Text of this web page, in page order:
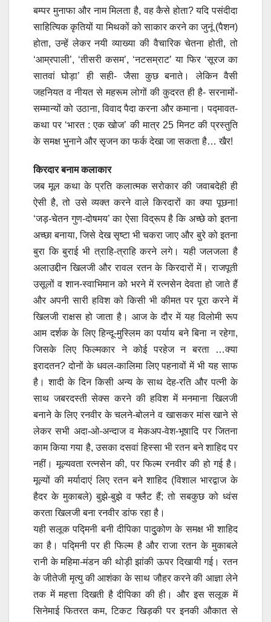
बम्पर मुनाफा और नाम मिलता है, वह कैसे होता? यदि पसंदीदा
साहित्यिक कृतियों या मिथकों को साकार करने का जुनूं (पैशन)
होता, उन्हें लेकर नयी व्याख्या की वैचारिक चेतना होती, तो
‘आम्रपाली’, ‘तीसरी कसम’, ‘नटसम्राट’ या फिर ‘सूरज का
सातवां घोड़ा’ ही सही- जैसा कुछ बनाते। लेकिन वैसी
जहनियत व नीयत से महरूम लोगों की कुदरत ही है- सरनामों-
सम्मान्यों को उठाना, विवाद पैदा करना और कमाना। पद्मावत-
कथा पर ‘भारत : एक खोज’ की मात्र 25 मिनट की प्रस्तुति
के समक्ष भुनाने और सृजन का फर्क देखा जा सकता है… खैर!
किरदार बनाम कलाकार
जब मूल कथा के प्रति कलात्मक सरोकार की जवाबदेही ही
ऐसी है, तो उसे व्यक्त करने वाले किरदारों का क्या पूछना!
‘जड़-चेतन गुण-दोषमय’ का ऐसा विद्रूप है कि अच्छे को इतना
अच्छा बनाया, जिसे देख सृष्टा भी चकरा जाए और बुरे को इतना
बुरा कि बुराई भी त्राहि-त्राहि करने लगे। यही जलजला है
अलाउद्दीन खिलजी और रावल रतन के किरदारों में। राजपूती
उसूलों व शान-स्वाभिमान को भरने में रत्नसेन देवता हो जाते हैं
और अपनी सारी हविश को किसी भी कीमत पर पूरा करने में
खिलजी राक्षस हो जाता है। आज के दौर में यह विलोमी रूप
आम दर्शक के लिए हिन्दू-मुस्लिम का पर्याय बने बिना न रहेगा,
जिसके लिए फिल्मकार ने कोई परहेज न बरता …क्या
इरादतन? दोनों के धवल-कालिमा लिए पहनावों में भी यह साफ
है। शादी के दिन किसी अन्य के साथ देह-रति और पत्नी के
साथ जबरदस्ती सेक्स करने की हविश में मनमाना खिलजी
बनाने के लिए रनवीर के चलने-बोलने व खासकर मांस खाने से
लेकर सभी अदा-ओ-अन्दाज व मेकअप-वेश-भूषादि पर जितना
काम किया गया है, उसका दसवां हिस्सा भी रतन बने शाहिद पर
नहीं। मूल्यवता रत्नसेन की, पर फिल्म रनवीर की हो गई है।
मूल्यों की मर्यादाएं लिए रतन बने शाहिद (विशाल भारद्वाज के
हैदर के मुकाबले) बुझे-बुझे व फ्लैट हैं; तो सबकुछ को ध्वंस
करता खिलजी बना रनवीर डांफ रहा है।
यही सलूक पद्मिनी बनी दीपिका पादुुकोण के समक्ष भी शाहिद
का है। पद्मिनी पर ही फिल्म है और राजा रतन के मुकाबले
रानी के महिमा-मंडन की थोड़ी झांकी ऊपर दिखायी गई। रतन
के जीतेजी मृत्यु की आशंका के साथ जौहर करने की आज्ञा लेने
तक में महत्ता दिखती है दीपिका की ही। और इस सलूक में
सिनेमाई फितरत कम, टिकट खिड़की पर इनकी औकात से